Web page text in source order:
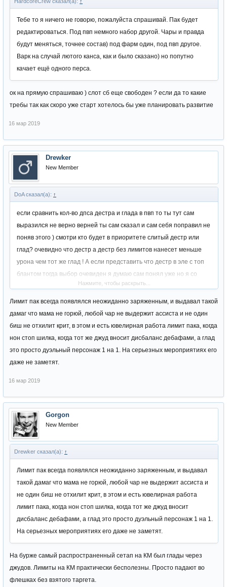
Тебе то я ничего не говорю, пожалуйста спрашивай. Пак будет
редактироваться. Под пвп немного набор другой. Чары и правда
будут меняться, точнее состав) под фарм один, под пвп другое.
Варк на случай лютого канса, как и было сказано) но попутно
качает ещё одного перса.
ок на прямую спрашиваю ) слот сб еще свободен ? если да то какие
требы так как скоро уже старт хотелось бы уже планировать развитие
16 мар 2019
Drewker
New Member
DoA сказал(а): ↑
если сравнить кол-во дпса дестра и глада в пвп то ты тут сам
выразился не верно верней ты сам сказал и сам себя поправил не
поняв этого ) смотри кто будет в приоритете слитый дестр или
глад? очевидно что дестр а дестр без лимитов нанесет меньше
урона чем тот же глад ! А если представить что дестр в эле с топ
блантом тогда выбор очевиден я думаю сам понял уже но я со
100% вероятность говорю что тут эли не будет даже с аука
Нажмите, чтобы раскрыть...
Лимит пак всегда появлялся неожиданно заряженным, и выдавал такой
дамаг что мама не горюй, любой чар не выдержит ассиста и не один
биш не отхилит крит, в этом и есть ювелирная работа лимит пака, когда
нон стоп шилка, когда тот же джуд вносит дисбаланс дебафами, а глад
это просто дуэльный персонаж 1 на 1. На серьезных мероприятиях его
даже не заметят.
16 мар 2019
Gorgon
New Member
Drewker сказал(а): ↑
Лимит пак всегда появлялся неожиданно заряженным, и выдавал
такой дамаг что мама не горюй, любой чар не выдержит ассиста и
не один биш не отхилит крит, в этом и есть ювелирная работа
лимит пака, когда нон стоп шилка, когда тот же джуд вносит
дисбаланс дебафами, а глад это просто дуэльный персонаж 1 на 1.
На серьезных мероприятиях его даже не заметят.
На бурже самый распространенный сетап на КМ был глады через
джудов. Лимиты на КМ практически бесполезны. Просто падают во
флешках без взятого таргета.